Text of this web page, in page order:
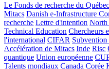
Le Fonds de recherche du
Mitacs Danish e-Infrastructure
recherche Lettre d'intention North
Technical Education Chercheurs
l'international CIFAR Subvention
Accélération de Mitacs Inde Risc
quantique Union européenne
Talents mondiaux Canada Corée